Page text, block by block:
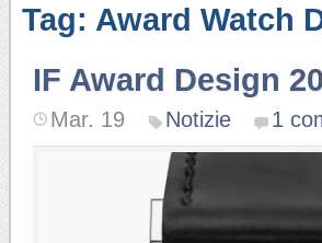
Tag: Award Watch
IF Award Design
Mar. 19 Notizie 1